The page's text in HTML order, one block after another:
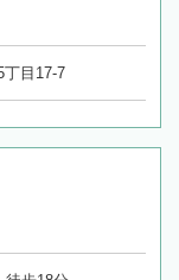
丁目17-7